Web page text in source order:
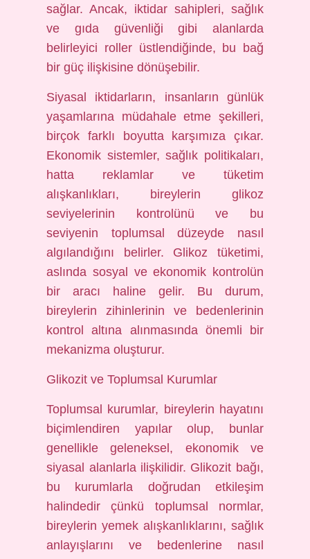
sağlar. Ancak, iktidar sahipleri, sağlık
ve gıda güvenliği gibi alanlarda
belirleyici roller üstlendiğinde, bu bağ
bir güç ilişkisine dönüşebilir.
Siyasal iktidarların, insanların günlük
yaşamlarına müdahale etme şekilleri,
birçok farklı boyutta karşımıza çıkar.
Ekonomik sistemler, sağlık politikaları,
hatta reklamlar ve tüketim
alışkanlıkları, bireylerin glikoz
seviyelerinin kontrolünü ve bu
seviyenin toplumsal düzeyde nasıl
algılandığını belirler. Glikoz tüketimi,
aslında sosyal ve ekonomik kontrolün
bir aracı haline gelir. Bu durum,
bireylerin zihinlerinin ve bedenlerinin
kontrol altına alınmasında önemli bir
mekanizma oluşturur.
Glikozit ve Toplumsal Kurumlar
Toplumsal kurumlar, bireylerin hayatını
biçimlendiren yapılar olup, bunlar
genellikle geleneksel, ekonomik ve
siyasal alanlarla ilişkilidir. Glikozit bağı,
bu kurumlarla doğrudan etkileşim
halindedir çünkü toplumsal normlar,
bireylerin yemek alışkanlıklarını, sağlık
anlayışlarını ve bedenlerine nasıl